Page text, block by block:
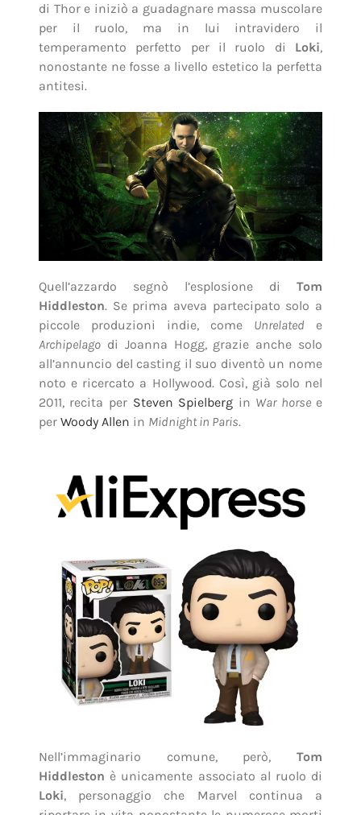
di Thor e iniziò a guadagnare massa muscolare
per il ruolo, ma in lui intravidero il
temperamento perfetto per il ruolo di Loki,
nonostante ne fosse a livello estetico la perfetta
antitesi.
Quell’azzardo segnò l’esplosione diTom
Hiddleston. Se prima aveva partecipato solo a
piccole produzioni indie, come Unrelated e
Archipelagodi Joanna Hogg, grazie anche solo
all’annuncio del casting il suo diventò un nome
noto e ricercato a Hollywood. Così, già solo nel
2011, recita per Steven Spielberg in War horsee
per Woody Allen in Midnight in Paris.
Nell’immaginario comune, però,Tom
Hiddleston è unicamente associato al ruolo di
Loki, personaggio che Marvel continua a